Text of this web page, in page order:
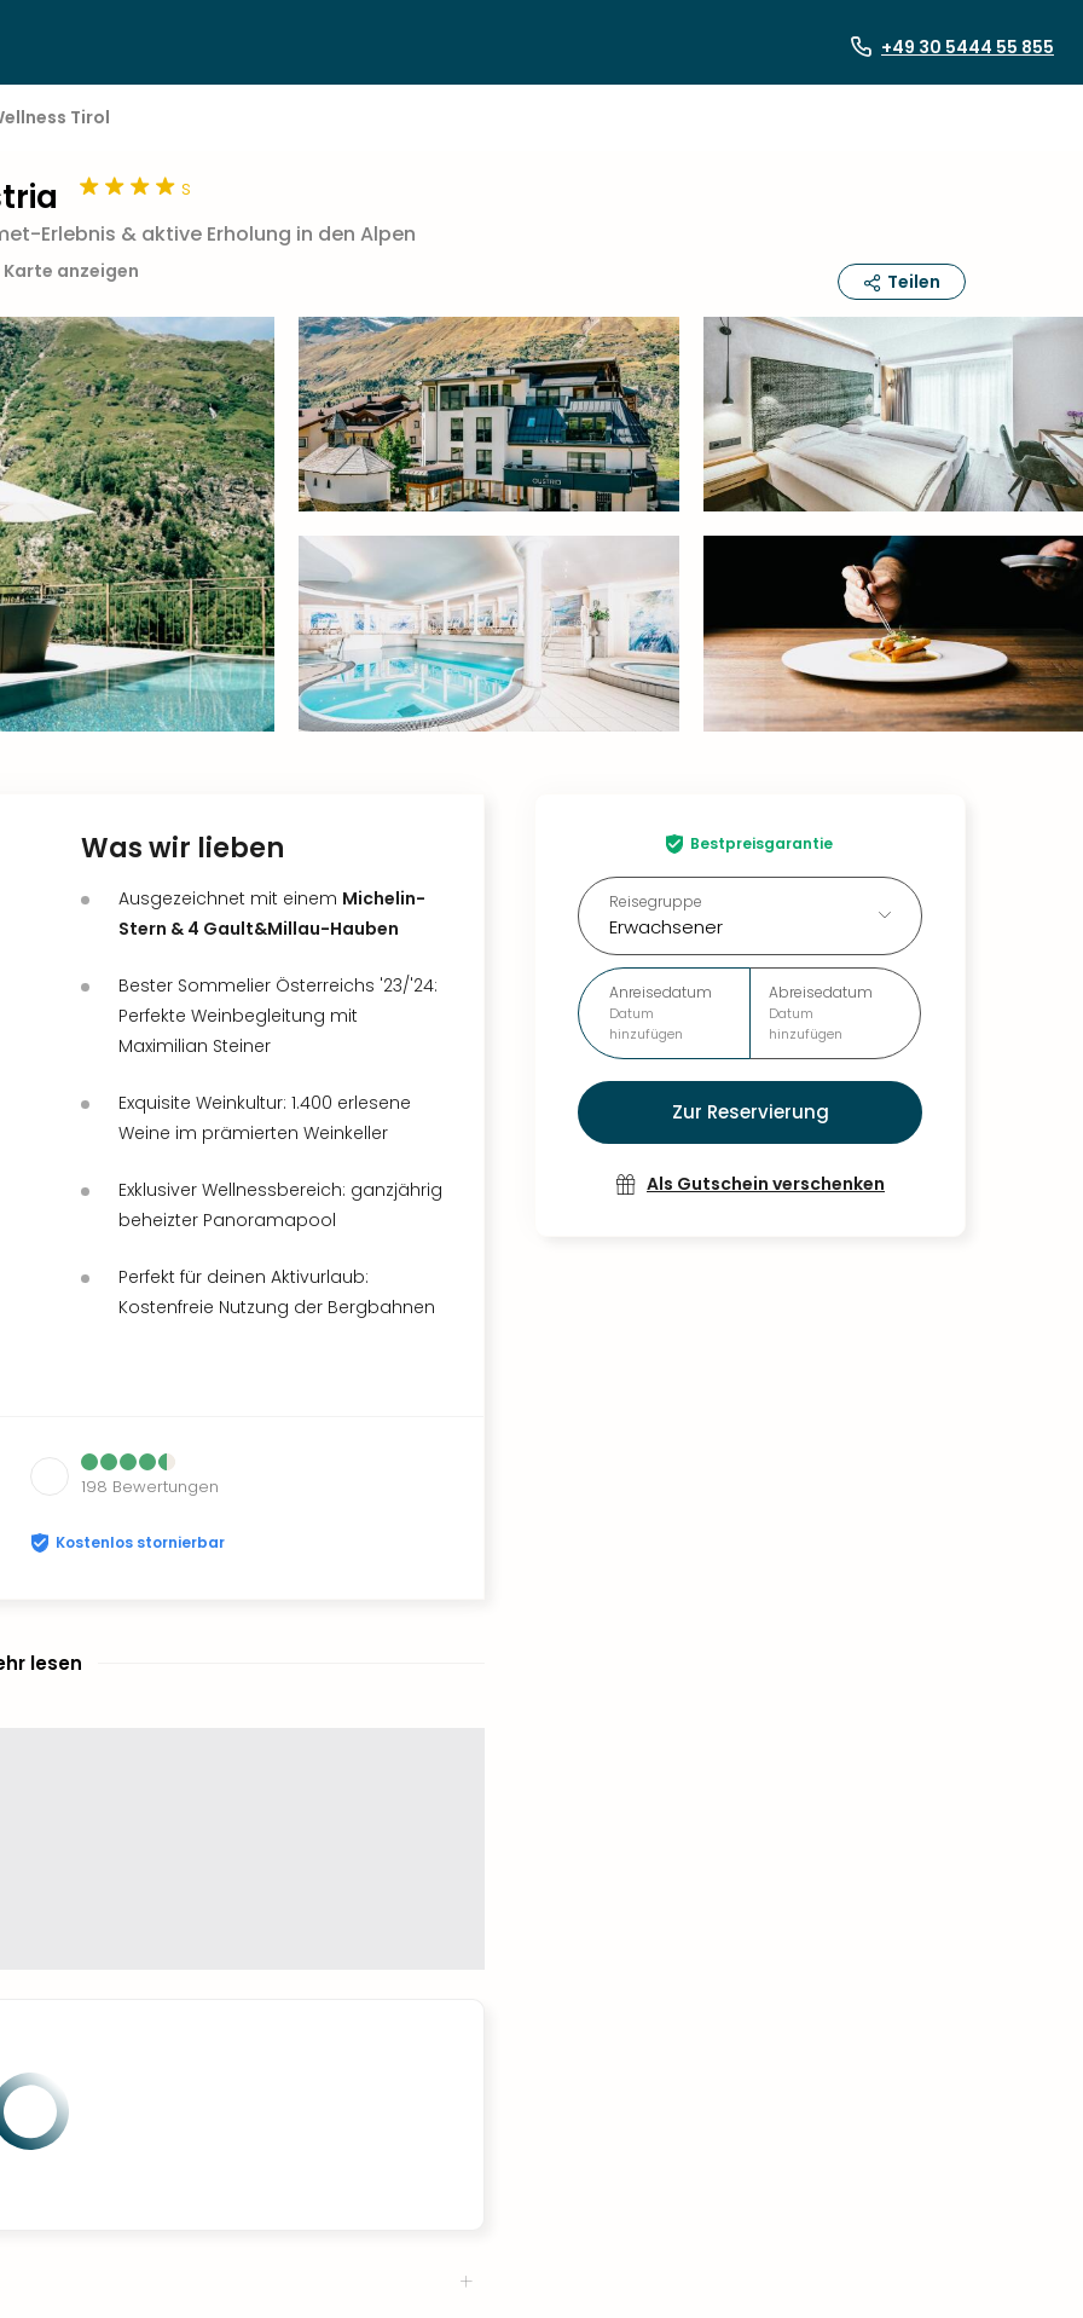
+49 30 5444 55 855
Tirol
s
Erlebnis & aktive Erholung in den Alpen
anzeigen Teilen
Bestpreisgarantie
Reisegruppe
Erwachsener
Anreisedatum
Datum
hinzufügen
Abreisedatum
Datum
hinzufügen
Zur Reservierung
Als Gutschein verschenken
Was wir lieben
Ausgezeichnet mit einem Michelin-
Stern & 4 Gault&Millau-Hauben
Bester Sommelier Österreichs '23/'24:
Perfekte Weinbegleitung mit
Maximilian Steiner
Exquisite Weinkultur: 1.400 erlesene
Weine im prämierten Weinkeller
Exklusiver Wellnessbereich: ganzjährig
beheizter Panoramapool
Perfekt für deinen Aktivurlaub:
Kostenfreie Nutzung der Bergbahnen
198 Bewertungen
Kostenlos stornierbar
lesen